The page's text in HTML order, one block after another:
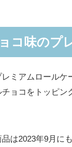
コ味のプ
ミアムロールケ
チョコをトッピン
は2023年9月にも